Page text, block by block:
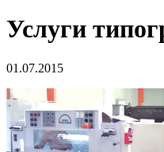
Услуги
01.07.2015